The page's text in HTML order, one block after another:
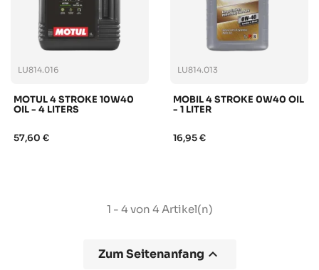
LU814.016
MOTUL 4 STROKE 10W40
OIL - 4 LITERS
57,60 €
LU814.013
MOBIL 4 STROKE 0W40 OIL
- 1 LITER
16,95 €
1 - 4 von 4 Artikel(n)
Zum Seitenanfang 